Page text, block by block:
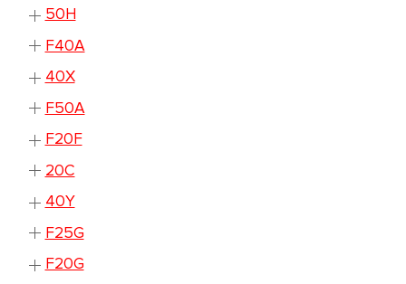
50H
F40A
40X
F50A
F20F
20C
40Y
F25G
F20G